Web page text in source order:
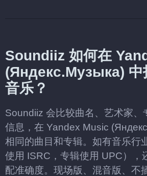
Soundiiz 如何在
(Яндекс.Музыка) 中
音乐？
Soundiiz 会比较曲名、艺术家、
信息，在 Yandex Music
相同的曲目和专辑。如有音乐行
使用 ISRC，专辑使用 UPC），
配准确度。现场版、混音版、不